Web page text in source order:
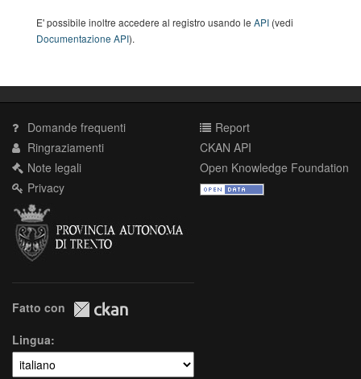
E' possibile inoltre accedere al registro usando le API (vedi
Documentazione API).
Domande frequenti
Ringraziamenti
Note legali
Privacy
Report
CKAN API
Open Knowledge Foundation
Fatto con
Lingua